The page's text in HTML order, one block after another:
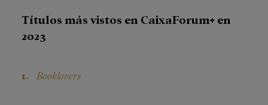
Títulos más vistos en CaixaForum+ en
2023
Booklovers